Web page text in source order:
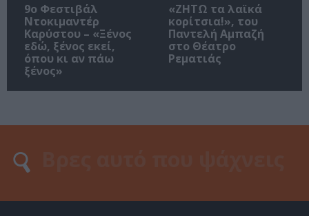
9ο Φεστιβάλ
Ντοκιμαντέρ
Καρύστου – «Ξένος
εδώ, ξένος εκεί,
όπου κι αν πάω
ξένος»
«ΖΗΤΩ τα λαϊκά
κορίτσια!», του
Παντελή Αμπαζή
στο Θέατρο
Ρεματιάς